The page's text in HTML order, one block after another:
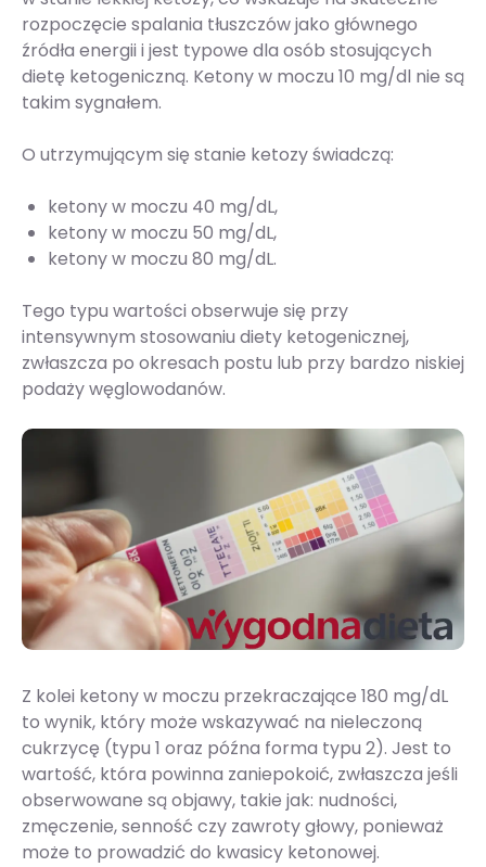
rozpoczęcie spalania tłuszczów jako głównego
źródła energii i jest typowe dla osób stosujących
dietę ketogeniczną. Ketony w moczu 10 mg/dl nie są
takim sygnałem.
O utrzymującym się stanie ketozy świadczą:
ketony w moczu 40 mg/dL,
ketony w moczu 50 mg/dL,
ketony w moczu 80 mg/dL.
Tego typu wartości obserwuje się przy
intensywnym stosowaniu diety ketogenicznej,
zwłaszcza po okresach postu lub przy bardzo niskiej
podaży węglowodanów.
Z kolei ketony w moczu przekraczające 180 mg/dL
to wynik, który może wskazywać na nieleczoną
cukrzycę (typu 1 oraz późna forma typu 2). Jest to
wartość, która powinna zaniepokoić, zwłaszcza jeśli
obserwowane są objawy, takie jak: nudności,
zmęczenie, senność czy zawroty głowy, ponieważ
może to prowadzić do kwasicy ketonowej.